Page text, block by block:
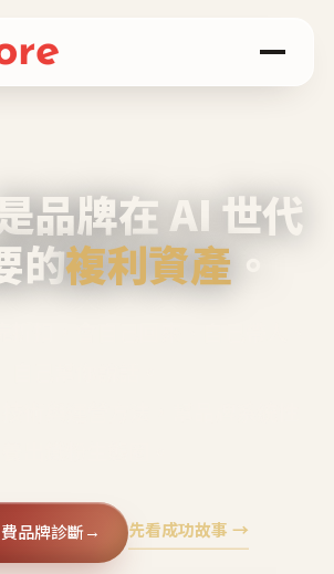
品牌在 AI 世代
的複利資產 。
品牌診斷→ 先看成功故事 →